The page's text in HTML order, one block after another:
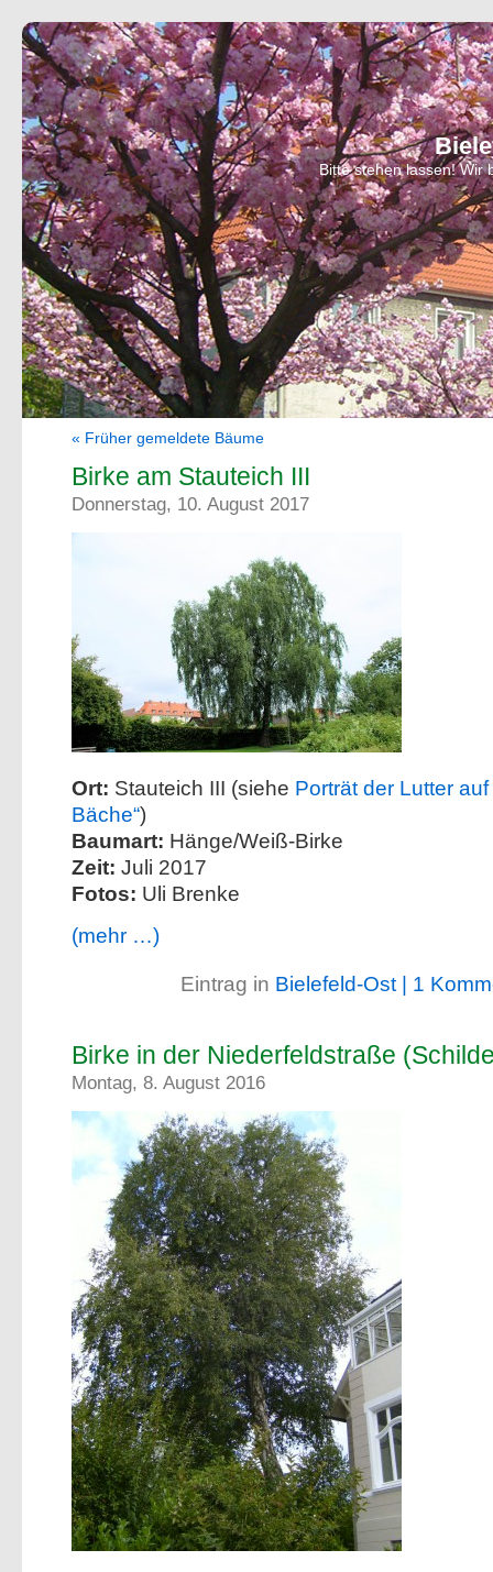
Bitte stehen lassen! Wir
« Früher gemeldete Bäume
Birke am Stauteich III
Donnerstag, 10. August 2017
Ort: Stauteich III (siehe Porträt der Lutter auf
Bäche“)
Baumart: Hänge/Weiß-Birke
Zeit: Juli 2017
Fotos: Uli Brenke
(mehr …)
Eintrag in Bielefeld-Ost | 1
Birke in der Niederfeldstraße
Montag, 8. August 2016